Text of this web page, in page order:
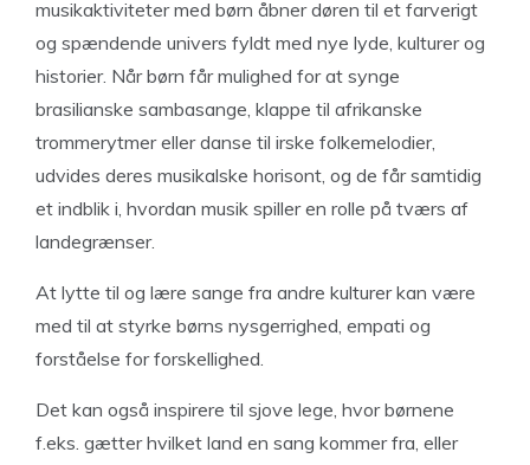
musikaktiviteter med børn åbner døren til et farverigt
og spændende univers fyldt med nye lyde, kulturer og
historier. Når børn får mulighed for at synge
brasilianske sambasange, klappe til afrikanske
trommerytmer eller danse til irske folkemelodier,
udvides deres musikalske horisont, og de får samtidig
et indblik i, hvordan musik spiller en rolle på tværs af
landegrænser.
At lytte til og lære sange fra andre kulturer kan være
med til at styrke børns nysgerrighed, empati og
forståelse for forskellighed.
Det kan også inspirere til sjove lege, hvor børnene
f.eks. gætter hvilket land en sang kommer fra, eller